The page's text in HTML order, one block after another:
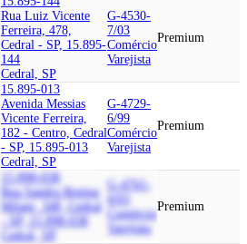
Rua Luiz Vicente
Ferreira, 478,
Cedral - SP, 15.895-
144
Cedral, SP
G-4530-
7/03
Comércio
Varejista
Premium
15.895-013
Avenida Messias
Vicente Ferreira,
182 - Centro, Cedral
- SP, 15.895-013
Cedral, SP
G-4729-
6/99
Comércio
Varejista
Premium
15.898-038
Rua Sandra Regina
Milani, 348, Cedral
- SP, 15.898-038
Cedral, SP
G-4761-
Comércio
Varejista
Premium